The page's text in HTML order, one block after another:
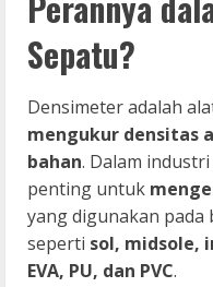
Sepatu?
Densimeter adalah
mengukur densitas
bahan. Dalam
penting untuk
yang digunakan
seperti sol, midsole,
EVA, PU, dan PVC.